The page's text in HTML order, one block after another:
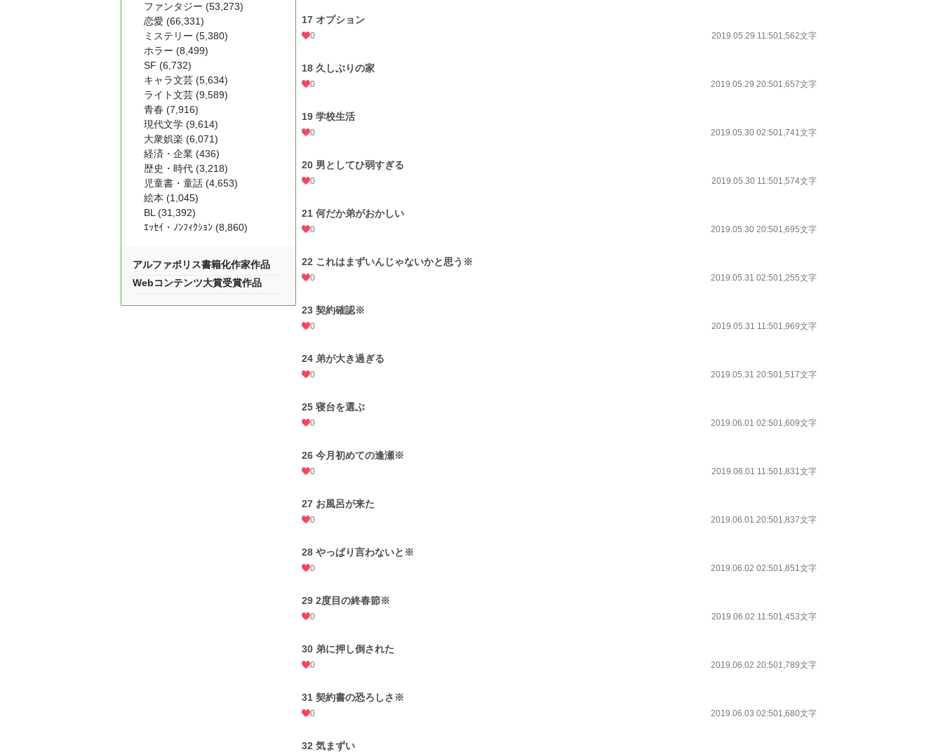
17 オプション
0 2019.05.29 11:501,562文字
18 久しぶりの家
0 2019.05.29 20:501,657文字
19 学校生活
0 2019.05.30 02:501,741文字
20 男としてひ弱すぎる
0 2019.05.30 11:501,574文字
21 何だか弟がおかしい
0 2019.05.30 20:501,695文字
22 これはまずいんじゃないかと思う※
0 2019.05.31 02:501,255文字
23 契約確認※
0 2019.05.31 11:501,969文字
24 弟が大き過ぎる
0 2019.05.31 20:501,517文字
25 寝台を選ぶ
0 2019.06.01 02:501,609文字
26 今月初めての逢瀬※
0 2019.06.01 11:501,831文字
27 お風呂が来た
0 2019.06.01 20:501,837文字
28 やっぱり言わないと※
0 2019.06.02 02:501,851文字
29 2度目の終春節※
0 2019.06.02 11:501,453文字
30 弟に押し倒された
0 2019.06.02 20:501,789文字
31 契約書の恐ろしさ※
0 2019.06.03 02:501,680文字
32 気まずい
ファンタジー (53,273)
恋愛 (66,331)
ミステリー (5,380)
ホラー (8,499)
SF (6,732)
キャラ文芸 (5,634)
ライト文芸 (9,589)
青春 (7,916)
現代文学 (9,614)
大衆娯楽 (6,071)
経済・企業 (436)
歴史・時代 (3,218)
児童書・童話 (4,653)
絵本 (1,045)
BL (31,392)
ｴｯｾｲ・ﾉﾝﾌｨｸｼｮﾝ (8,860)
アルファポリス書籍化作家作品
Webコンテンツ大賞受賞作品